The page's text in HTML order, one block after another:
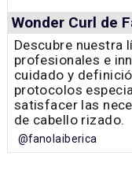
Wonder Curl de
Descubre nuestra
profesionales e
cuidado y
protocolos
satisfacer las
de cabello rizado.
@fanolaiberica